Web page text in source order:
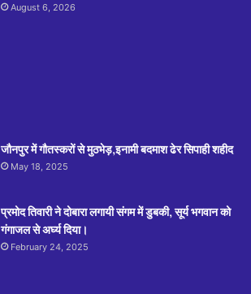
August 6, 2026
जौनपुर में गौतस्करों से मुठभेड़,इनामी बदमाश ढेर सिपाही शहीद
May 18, 2025
प्रमोद तिवारी ने दोबारा लगायी संगम में डुबकी, सूर्य भगवान को
गंगाजल से अर्घ्य दिया।
February 24, 2025